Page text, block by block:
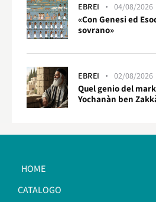
EBREI 04/08/2026
«Con Genesi ed
sovrano»
EBREI 02/08/2026
Quel genio del
Yochanàn ben
HOME
CATALOGO